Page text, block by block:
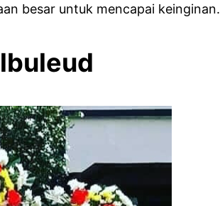
besar untuk mencapai keinginan.